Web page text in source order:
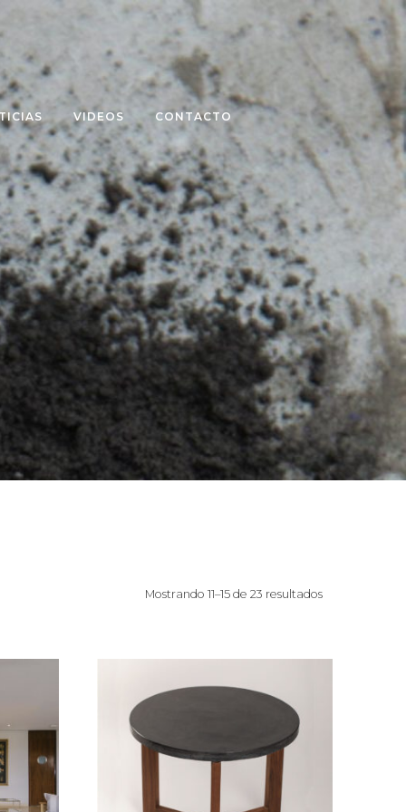
VIDEOS CONTACTO
Mostrando 11–15 de 23 resultados